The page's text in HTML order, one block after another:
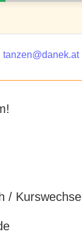
tanzen@danek.at
/ Kurswechsel